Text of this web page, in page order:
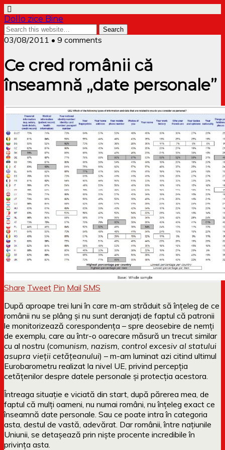
Dollo zice Bine
03/08/2011 • 9 comments
Ce cred românii că
înseamnă „date personale”
Share Tweet Pin Mail SMS
După aproape trei luni în care m-am străduit să înțeleg de ce
românii nu se plâng și nu sunt deranjați de faptul că patronii
le monitorizează corespondența – spre deosebire de nemți
de exemplu, care au într-o oarecare măsură un trecut similar
cu al nostru (comunism, nazism, control excesiv al statului
asupra vieții cetățeanului) – m-am luminat azi citind ultimul
Eurobarometru realizat la nivel UE, privind percepția
cetățenilor despre datele personale și protecția acestora.
Întreaga situație e viciată din start, după părerea mea, de
faptul că mulți oameni, nu numai români, nu înțeleg exact ce
înseamnă date personale. Sau ce poate intra în categoria
asta, destul de vastă, adevărat. Dar românii, între națiunile
Uniunii, se detașează prin niște procente incredibile în
privința asta.